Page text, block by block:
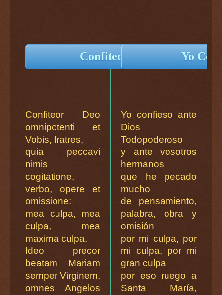
Confiteor Deo...
Confiteor Deo
omnipotenti et
Vobis, fratres,
quia peccavi
nimis
cogitatione,
verbo, opere et
omissione:
mea culpa, mea
culpa, mea
maxima culpa.
Ideo precor
beatam Mariam
semper Virginem,
omnes Angelos
Yo
Yo confieso ante
Dios
Todopoderoso
y ante vosotros
hermanos
que he pecado
mucho
de pensamiento,
palabra, obra y
omisión
por mi culpa, por
mi culpa, por mi
gran culpa
por eso ruego a
Santa María,